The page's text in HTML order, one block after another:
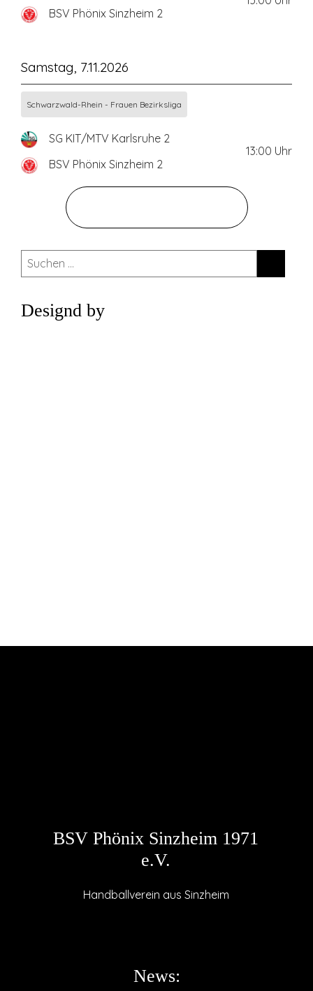
BSV Phönix Sinzheim 2
Samstag, 7.11.2026
Schwarzwald-Rhein - Frauen Bezirksliga
SG KIT/MTV Karlsruhe 2
BSV Phönix Sinzheim 2
13:00 Uhr
Suchen
nach:
Designd by
BSV Phönix Sinzheim 1971
e.V.
Handballverein aus Sinzheim
News: